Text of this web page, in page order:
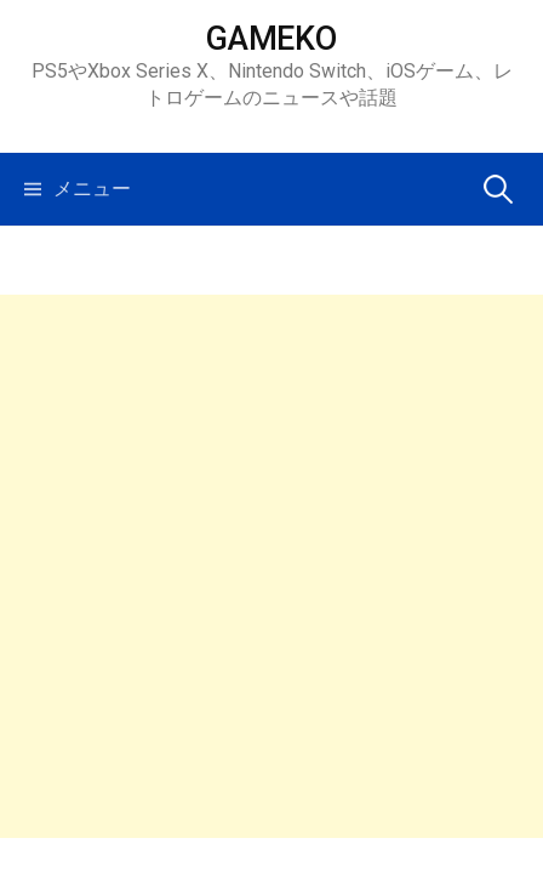
ツ
ス
GAMEKO
PS5やXbox Series X、Nintendo Switch、iOSゲーム、レ
トロゲームのニュースや話題
メニュー 検